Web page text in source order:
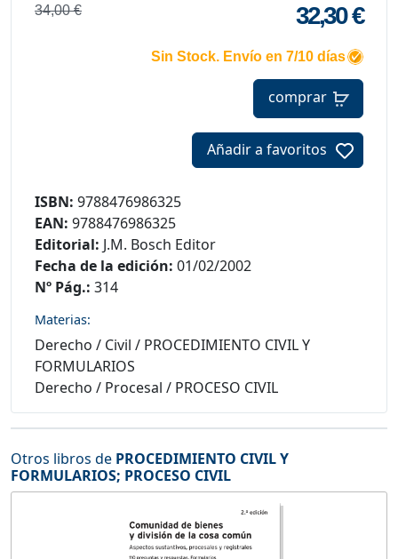
34,00 € 32,30 €
Sin Stock. Envío en 7/10 días
comprar
Añadir a favoritos
ISBN: 9788476986325
EAN: 9788476986325
Editorial: J.M. Bosch Editor
Fecha de la edición: 01/02/2002
Nº Pág.: 314
Materias:
Derecho / Civil / PROCEDIMIENTO CIVIL Y
FORMULARIOS
Derecho / Procesal / PROCESO CIVIL
Otros libros de PROCEDIMIENTO CIVIL Y
FORMULARIOS; PROCESO CIVIL